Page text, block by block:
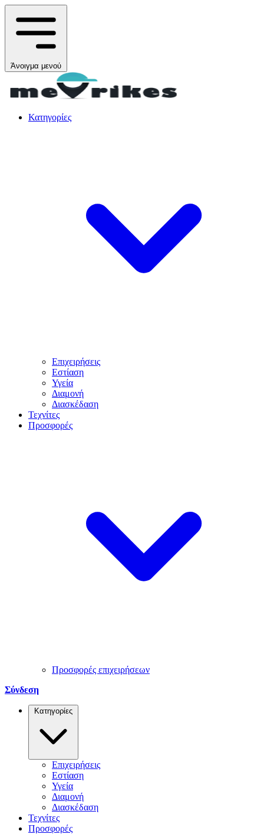
Άνοιγμα μενού
Κατηγορίες
Επιχειρήσεις
Εστίαση
Υγεία
Διαμονή
Διασκέδαση
Τεχνίτες
Προσφορές
Προσφορές επιχειρήσεων
Σύνδεση
Κατηγορίες
Επιχειρήσεις
Εστίαση
Υγεία
Διαμονή
Διασκέδαση
Τεχνίτες
Προσφορές